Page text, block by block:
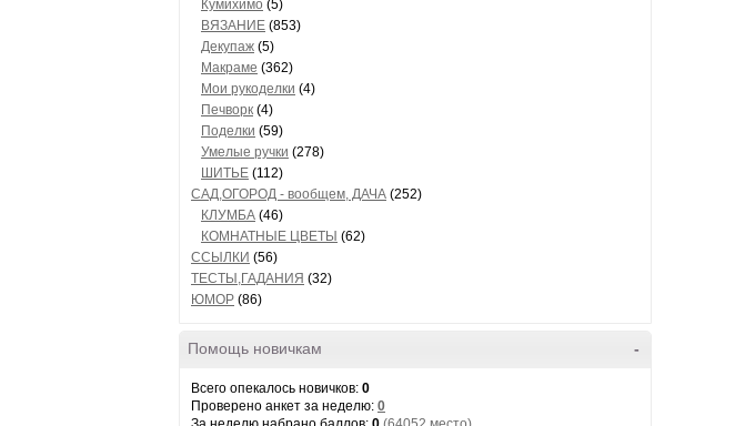
Кумихимо (5)
ВЯЗАНИЕ (853)
Декупаж (5)
Макраме (362)
Мои рукоделки (4)
Печворк (4)
Поделки (59)
Умелые ручки (278)
ШИТЬЕ (112)
САД,ОГОРОД - вообщем, ДАЧА (252)
КЛУМБА (46)
КОМНАТНЫЕ ЦВЕТЫ (62)
ССЫЛКИ (56)
ТЕСТЫ,ГАДАНИЯ (32)
ЮМОР (86)
-
Помощь новичкам
Всего опекалось новичков: 0
Проверено анкет за неделю: 0